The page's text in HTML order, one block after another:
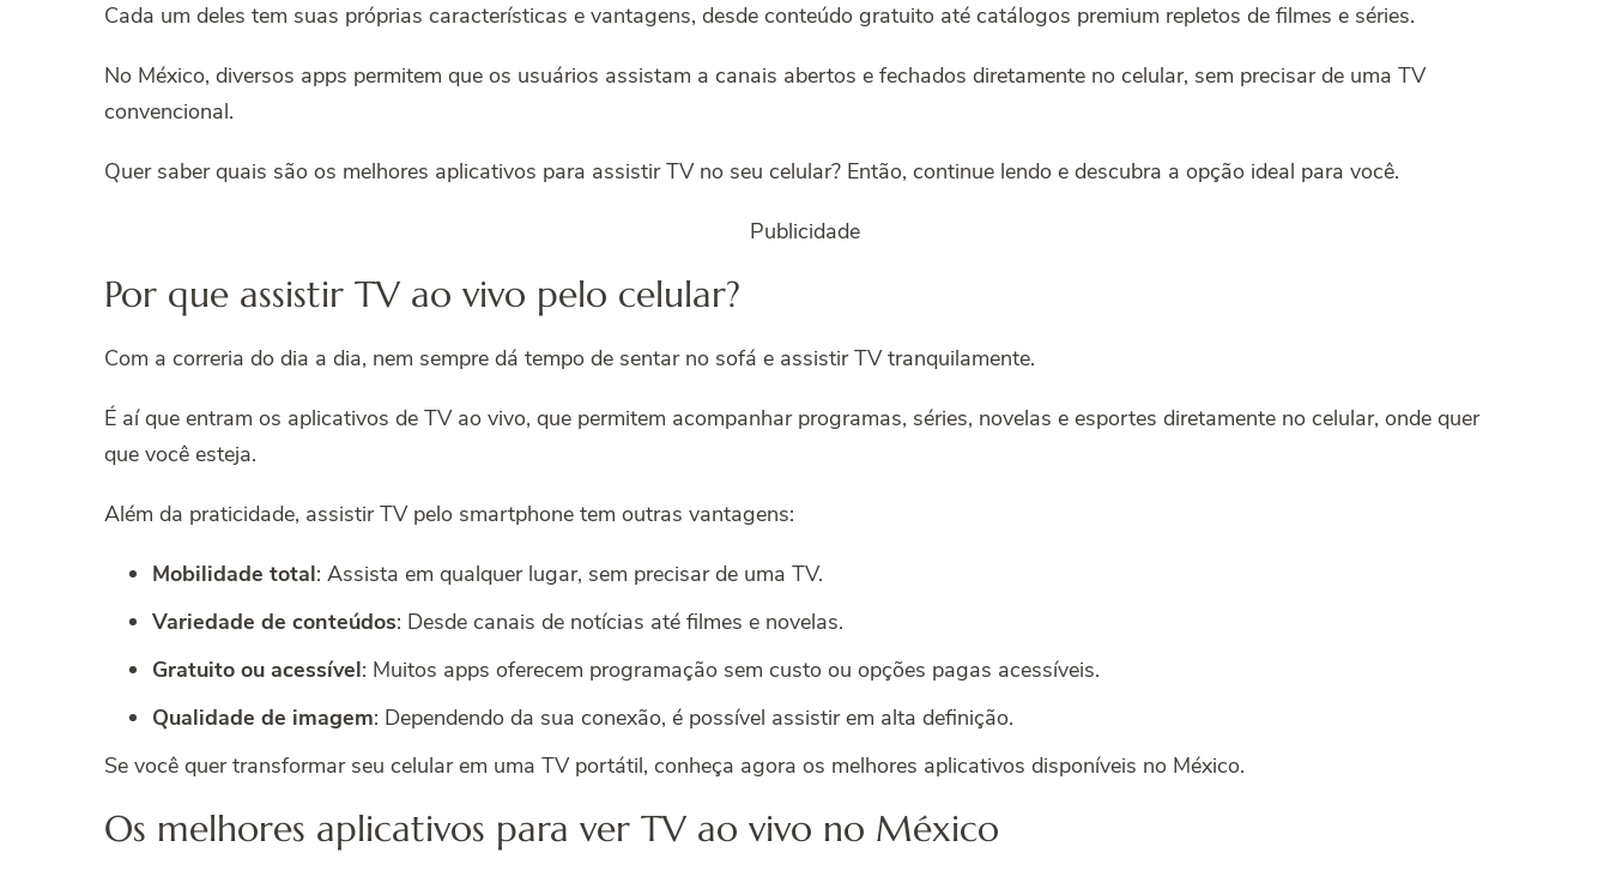
Cada um deles tem suas próprias características e vantagens, desde conteúdo gratuito até catálogos premium repletos de filmes e séries.
No México, diversos apps permitem que os usuários assistam a canais abertos e fechados diretamente no celular, sem precisar de uma TV
convencional.
Quer saber quais são os melhores aplicativos para assistir TV no seu celular? Então, continue lendo e descubra a opção ideal para você.
Publicidade
Por que assistir TV ao vivo pelo celular?
Com a correria do dia a dia, nem sempre dá tempo de sentar no sofá e assistir TV tranquilamente.
É aí que entram os aplicativos de TV ao vivo, que permitem acompanhar programas, séries, novelas e esportes diretamente no celular, onde quer
que você esteja.
Além da praticidade, assistir TV pelo smartphone tem outras vantagens:
Mobilidade total: Assista em qualquer lugar, sem precisar de uma TV.
Variedade de conteúdos: Desde canais de notícias até filmes e novelas.
Gratuito ou acessível: Muitos apps oferecem programação sem custo ou opções pagas acessíveis.
Qualidade de imagem: Dependendo da sua conexão, é possível assistir em alta definição.
Se você quer transformar seu celular em uma TV portátil, conheça agora os melhores aplicativos disponíveis no México.
Os melhores aplicativos para ver TV ao vivo no México